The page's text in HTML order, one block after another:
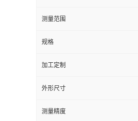
测量范围
规格
加工定制
外形尺寸
测量精度